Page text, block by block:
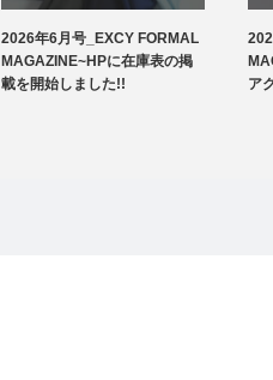
2026年6月号_EXCY FORMAL
MAGAZINE~HPに在庫表の掲
載を開始しました!!
ア